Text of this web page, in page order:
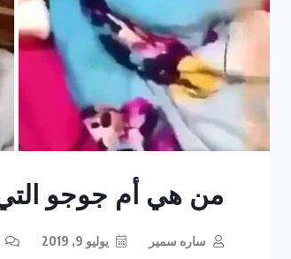
من هي أم جوجو
ساره سمير يوليو 9, 2019